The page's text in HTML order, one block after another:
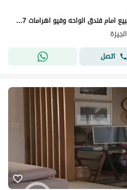
صباحك قدام الاهرامات ستوديو للبيع امام فندق الواحه وفيو اهرامات 57م بمقدم 1,100,000فقط بيتأجر بالدولار يوميا 150$ في اليوم
اتصل